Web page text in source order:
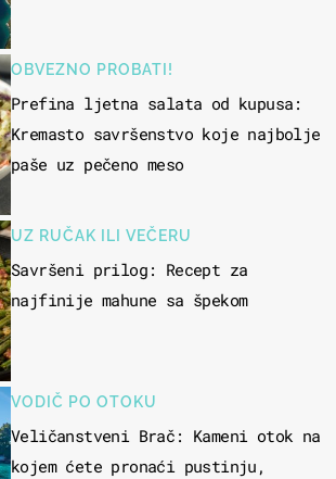
OBVEZNO PROBATI!
Prefina ljetna salata od kupusa:
Kremasto savršenstvo koje najbolje
paše uz pečeno meso
UZ RUČAK ILI VEČERU
Savršeni prilog: Recept za
najfinije mahune sa špekom
VODIČ PO OTOKU
Veličanstveni Brač: Kameni otok na
kojem ćete pronaći pustinju,